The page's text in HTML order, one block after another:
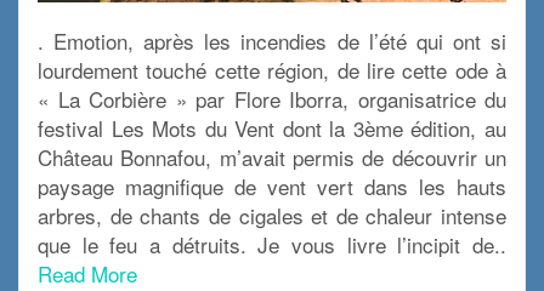
. Emotion, après les incendies de l’été qui ont si
lourdement touché cette région, de lire cette ode à
« La Corbière » par Flore Iborra, organisatrice du
festival Les Mots du Vent dont la 3ème édition, au
Château Bonnafou, m’avait permis de découvrir un
paysage magnifique de vent vert dans les hauts
arbres, de chants de cigales et de chaleur intense
que le feu a détruits. Je vous livre l’incipit de..
Read More